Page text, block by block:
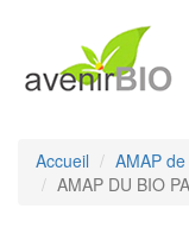
Accueil AMAP
AMAP DU BIO